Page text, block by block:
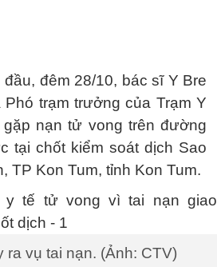
đêm 28/10, bác sĩ Y Bre
Phó trạm trưởng của Trạm Y
nạn tử vong trên đường
tại chốt kiểm soát dịch Sao
TP Kon Tum, tỉnh Kon Tum.
vụ tai nạn. (Ảnh: CTV)